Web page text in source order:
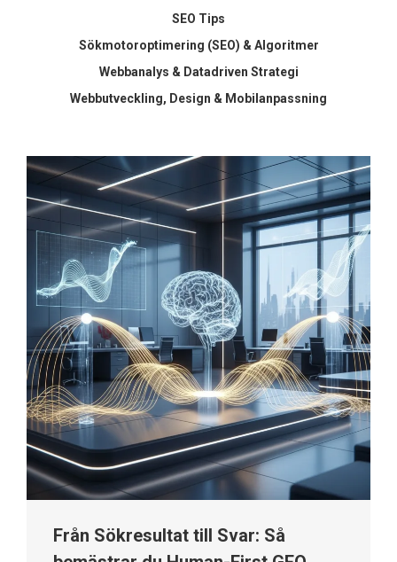
SEO Tips
Sökmotoroptimering (SEO) & Algoritmer
Webbanalys & Datadriven Strategi
Webbutveckling, Design & Mobilanpassning
Från Sökresultat till Svar: Så